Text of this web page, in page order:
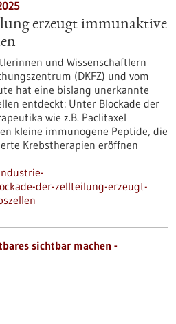
erzeugt immunaktive
und Wissenschaftlern
(DKFZ) und vom
hat eine bislang unerkannte
entdeckt: Unter Blockade der
wie z.B. Paclitaxel
kleine immunogene Peptide, die
Krebstherapien eröffnen
der-zellteilung-erzeugt-
sichtbar machen -